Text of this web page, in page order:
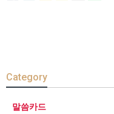
Category
말씀카드